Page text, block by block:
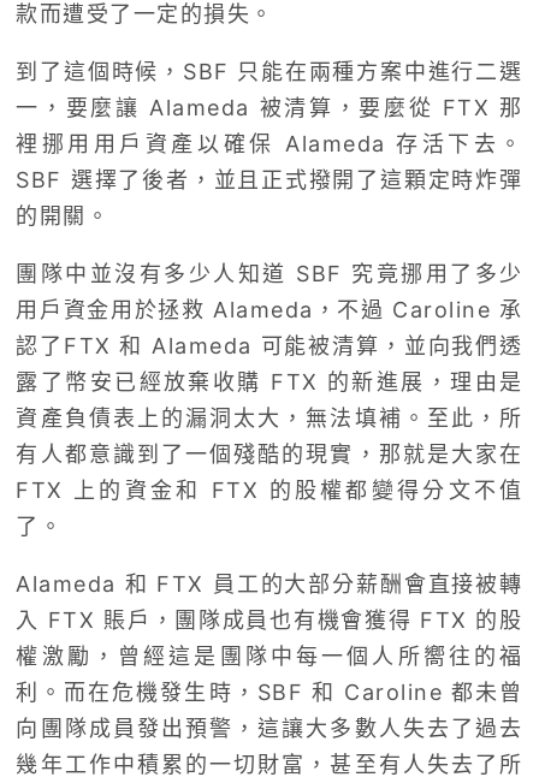
款而遭受了一定的損失。
到了這個時候，SBF 只能在兩種方案中進行二選
一，要麼讓 Alameda 被清算，要麼從 FTX 那
裡挪用用戶資產以確保 Alameda 存活下去。
SBF 選擇了後者，並且正式撥開了這顆定時炸彈
的開關。
團隊中並沒有多少人知道 SBF 究竟挪用了多少
用戶資金用於拯救 Alameda，不過 Caroline 承
認了FTX 和 Alameda 可能被清算，並向我們透
露了幣安已經放棄收購 FTX 的新進展，理由是
資產負債表上的漏洞太大，無法填補。至此，所
有人都意識到了一個殘酷的現實，那就是大家在
FTX 上的資金和 FTX 的股權都變得分文不值
了。
Alameda 和 FTX 員工的大部分薪酬會直接被轉
入 FTX 賬戶，團隊成員也有機會獲得 FTX 的股
權激勵，曾經這是團隊中每一個人所嚮往的福
利。而在危機發生時，SBF 和 Caroline 都未曾
向團隊成員發出預警，這讓大多數人失去了過去
幾年工作中積累的一切財富，甚至有人失去了所